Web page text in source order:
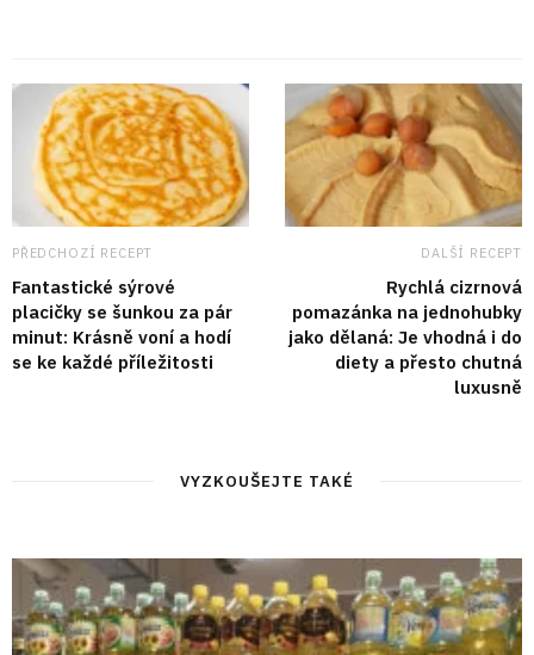
PŘEDCHOZÍ RECEPT
Fantastické sýrové
placičky se šunkou za pár
minut: Krásně voní a hodí
se ke každé příležitosti
DALŠÍ RECEPT
Rychlá cizrnová
pomazánka na jednohubky
jako dělaná: Je vhodná i do
diety a přesto chutná
luxusně
VYZKOUŠEJTE TAKÉ